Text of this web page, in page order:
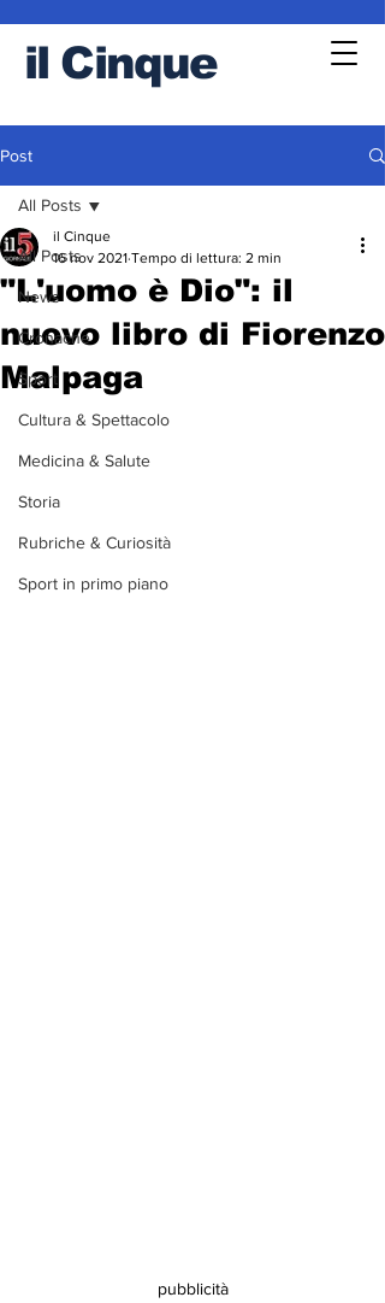
il Cinque
Post
All Posts
News
Cronache
Sport
Cultura & Spettacolo
Medicina & Salute
Storia
Rubriche & Curiosità
Sport in primo piano
All Posts
"L'uomo è Dio": il
nuovo libro di Fiorenzo
Malpaga
il Cinque
16 nov 2021 Tempo di lettura: 2 min
pubblicità